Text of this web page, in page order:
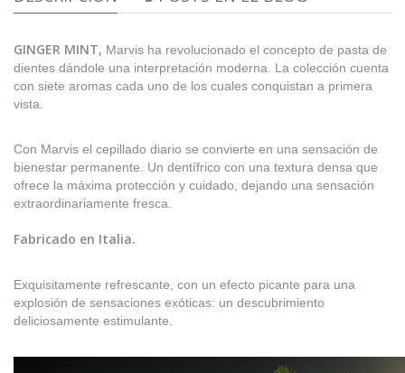
GINGER MINT, Marvis ha revolucionado el concepto de pasta de
dientes dándole una interpretación moderna. La colección cuenta
con siete aromas cada uno de los cuales conquistan a primera
vista.
Con Marvis el cepillado diario se convierte en una sensación de
bienestar permanente. Un dentífrico con una textura densa que
ofrece la máxima protección y cuidado, dejando una sensación
extraordinariamente fresca.
Fabricado en Italia.
Exquisitamente refrescante, con un efecto picante para una
explosión de sensaciones exóticas: un descubrimiento
deliciosamente estimulante.